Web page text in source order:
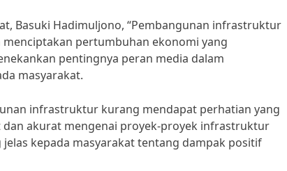
Basuki Hadimuljono, “Pembangunan infrastruktur
pertumbuhan ekonomi yang
pentingnya peran media dalam
masyarakat.
infrastruktur kurang mendapat perhatian yang
akurat mengenai proyek-proyek infrastruktur
kepada masyarakat tentang dampak positif